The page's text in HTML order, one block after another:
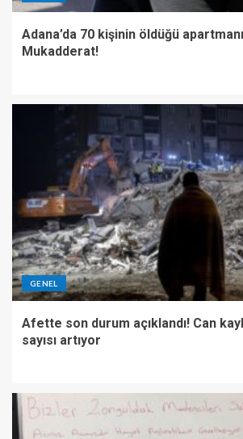
Adana’da 70 kişinin öldüğü
Mukadderat!
GENEL
Afette son durum açıklandı! Can
sayısı artıyor